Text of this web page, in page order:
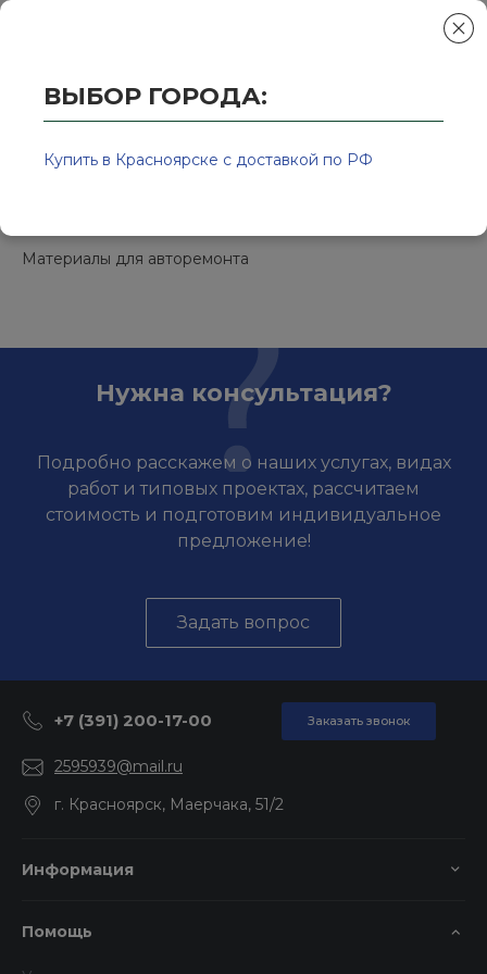
Колор-Авто - магазин лакокрасочной продукции и
3М
Материалы для авторемонта
Нужна консультация?
Подробно расскажем о наших услугах, видах
работ и типовых проектах, рассчитаем
стоимость и подготовим индивидуальное
предложение!
Задать вопрос
+7 (391) 200-17-00 Заказать звонок
2595939@mail.ru
г. Красноярск, Маерчака, 51/2
Информация
Помощь
ВЫБОР ГОРОДА:
Купить в Красноярске с доставкой по РФ